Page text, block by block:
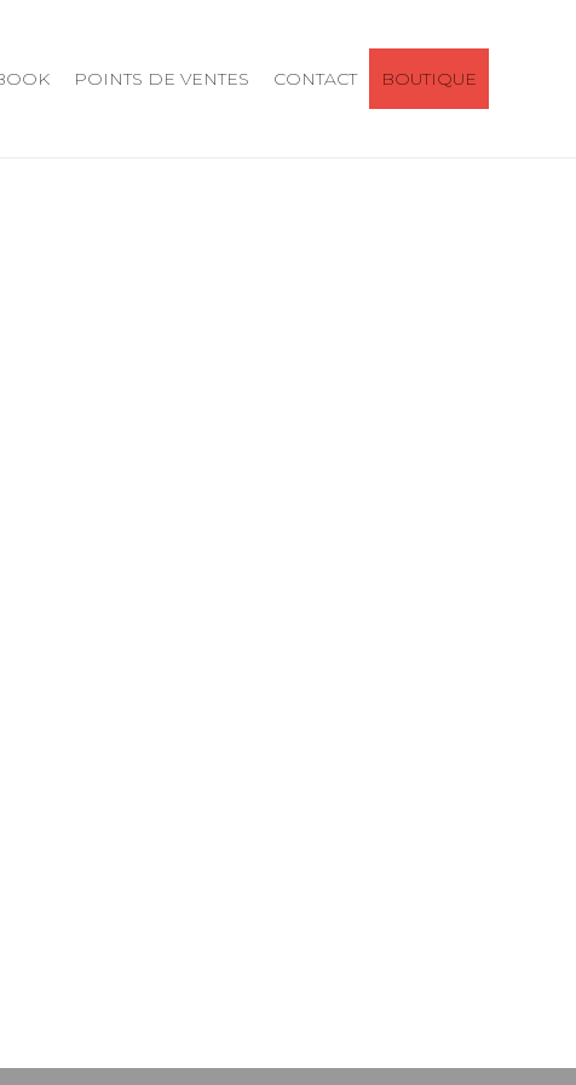
POINTS DE VENTES CONTACT BOUTIQUE